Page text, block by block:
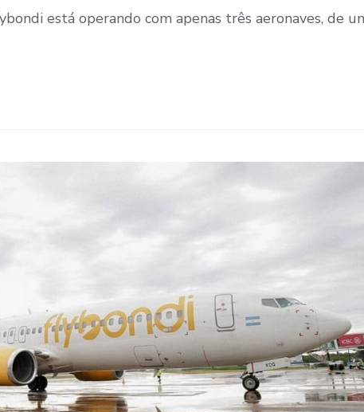
está operando com apenas três aeronaves, de